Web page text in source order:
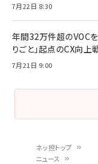
ネッ担トップ
ニュース
7月22日 8:30
年間32万件超のVOCを
りごと」起点のCX向上
7月21日 9:00